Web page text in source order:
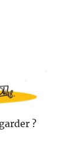
?